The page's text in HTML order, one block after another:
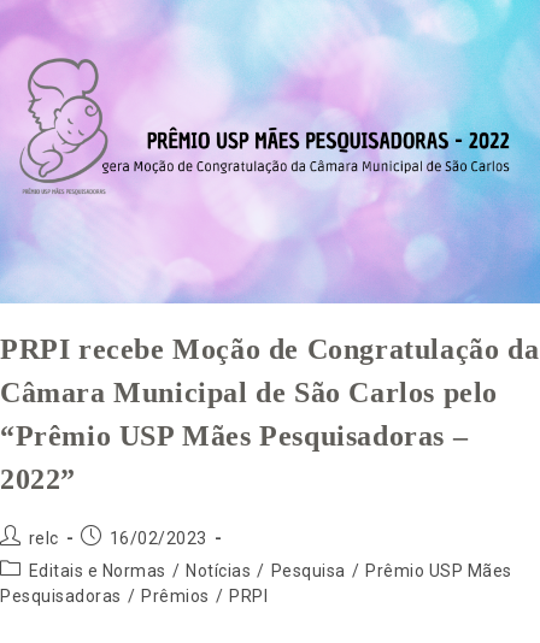
PRPI recebe Moção de Congratulação da
Câmara Municipal de São Carlos pelo
“Prêmio USP Mães Pesquisadoras –
2022”
relc
16/02/2023
Editais e Normas / Notícias / Pesquisa / Prêmio USP Mães
Pesquisadoras / Prêmios / PRPI